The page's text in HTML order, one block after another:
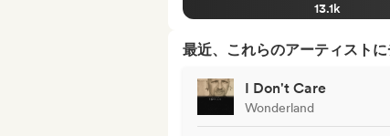
13.1k
最近、これらのアーティスト
I Don't Care
Wonderland